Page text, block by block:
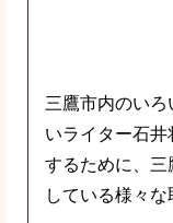
三鷹市内のい
いライター石
するために、
している様々な